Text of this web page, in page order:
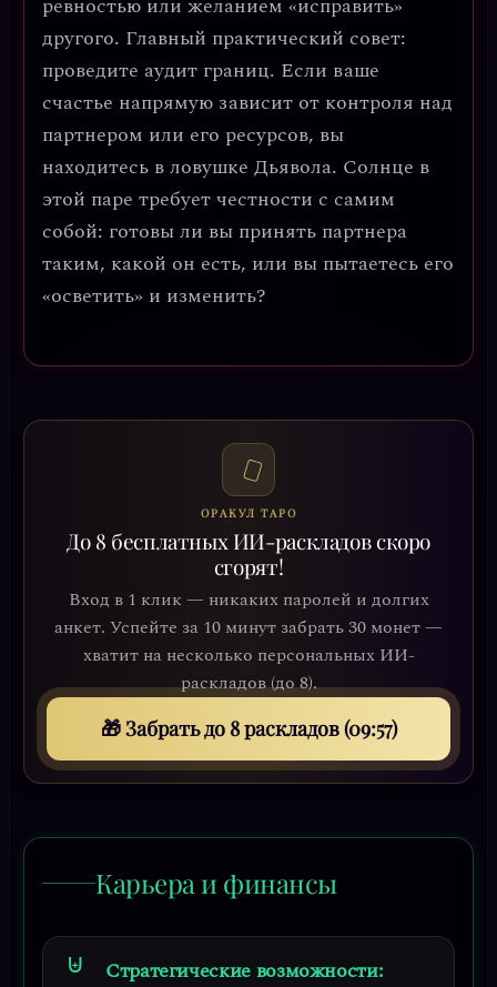
ревностью или желанием «исправить»
другого. Главный практический совет:
проведите аудит границ. Если ваше
счастье напрямую зависит от контроля над
партнером или его ресурсов, вы
находитесь в ловушке Дьявола. Солнце в
этой паре требует честности с самим
собой: готовы ли вы принять партнера
таким, какой он есть, или вы пытаетесь его
«осветить» и изменить?
ОРАКУЛ ТАРО
До 8 бесплатных ИИ-раскладов скоро
сгорят!
Вход в 1 клик — никаких паролей и долгих
анкет. Успейте за 10 минут забрать 30 монет —
хватит на несколько персональных ИИ-
раскладов (до 8).
🎁 Забрать до 8 раскладов (09:53)
Карьера и финансы
Стратегические возможности: